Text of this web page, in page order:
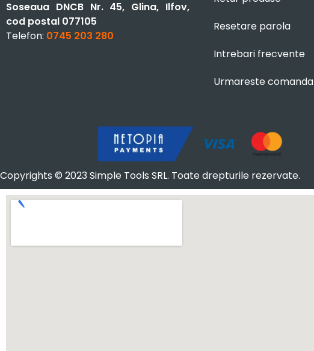
Soseaua DNCB Nr. 45, Glina, Ilfov,
cod postal 077105
Telefon: 0745 203 280
Resetare parola
Intrebari frecvente
Urmareste comanda
Copyrights © 2023 Simple Tools SRL. Toate drepturile rezervate.